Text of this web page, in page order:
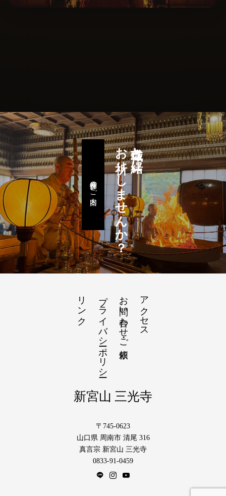
住職と一緒に
お祈りしませんか？
月例参拝のご案内
アクセス
お問い合わせ・ご依頼
プライバシーポリシー
リンク
新宮山 三光寺
〒745-0623
山口県 周南市 清尾 316
真言宗 新宮山 三光寺
0833-91-0459